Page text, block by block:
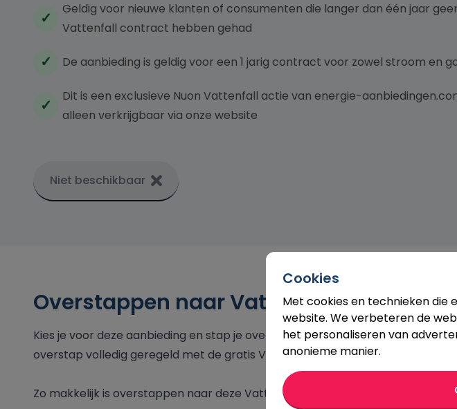
Cookies
Met cookies en technieken die
website. We verbeteren de
het personaliseren van
anonieme manier.
Geldig voor nieuwe klanten of consumenten die langer dan één jaar
Vattenfall contract hebben gehad
De aanbieding is geldig voor een 1 jarig contract voor zowel stroom en
Dit is een exclusieve Nuon Vattenfall actie van energie-
alleen verkrijgbaar via onze website
Niet beschikbaar
Overstappen naar Vattenfall
Kies je voor deze aanbieding en stap je over naar Vattenfall? Dan wordt jouw
overstap volledig geregeld met de gratis Vattenfall overstapservice.
Zo makkelijk is overstappen naar deze Vattenfall aanbieding: